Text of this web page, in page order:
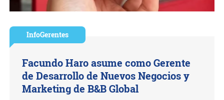
InfoGerentes
Facundo Haro asume como Gerente
de Desarrollo de Nuevos Negocios y
Marketing de B&B Global